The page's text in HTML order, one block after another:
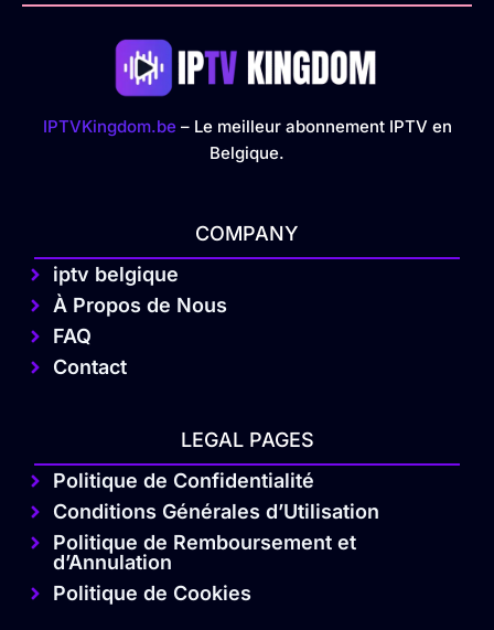
IPTVKingdom.be – Le meilleur abonnement IPTV en
Belgique.
COMPANY
iptv belgique
À Propos de Nous
FAQ
Contact
LEGAL PAGES
Politique de Confidentialité
Conditions Générales d’Utilisation
Politique de Remboursement et
d’Annulation
Politique de Cookies